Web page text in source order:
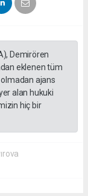
Demirören
eklenen tüm
ajans
alan hukuki
hiç bir